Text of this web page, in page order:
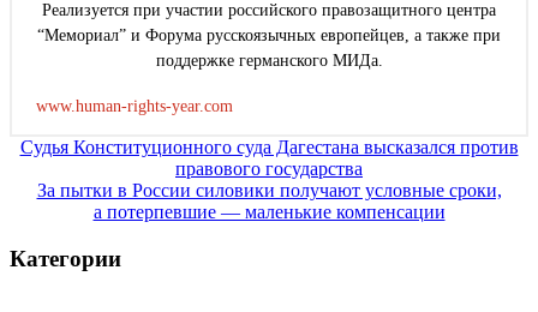
Реализуется при участии российского правозащитного центра
“Мемориал” и Форума русскоязычных европейцев, а также при
поддержке германского МИДа.
www.human-rights-year.com
Навигация
по
записям
Судья Конституционного суда Дагестана высказался против
правового государства
За пытки в России силовики получают условные сроки,
а потерпевшие — маленькие компенсации
Категории